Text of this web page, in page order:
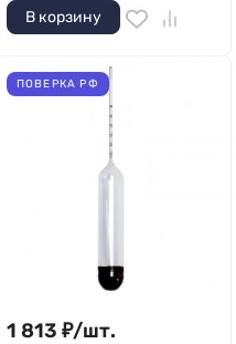
В корзину
ПОВЕРКА РФ
1 813 ₽/шт.